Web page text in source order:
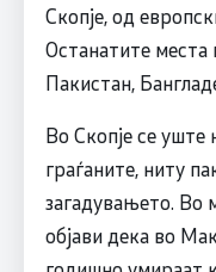
Скопје, од
Останатите места
Пакистан,
Во Скопје се уште
граѓаните, ниту
загадувањето. Во
објави дека во